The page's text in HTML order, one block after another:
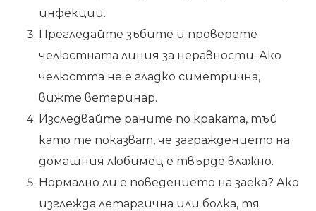
инфекции.
Прегледайте зъбите и проверете
челюстната линия за неравности. Ако
челюстта не е гладко симетрична,
вижте ветеринар.
Изследвайте раните по краката, тъй
като те показват, че заграждението на
домашния любимец е твърде влажно.
Нормално ли е поведението на заека? Ако
изглежда летаргична или болка, тя